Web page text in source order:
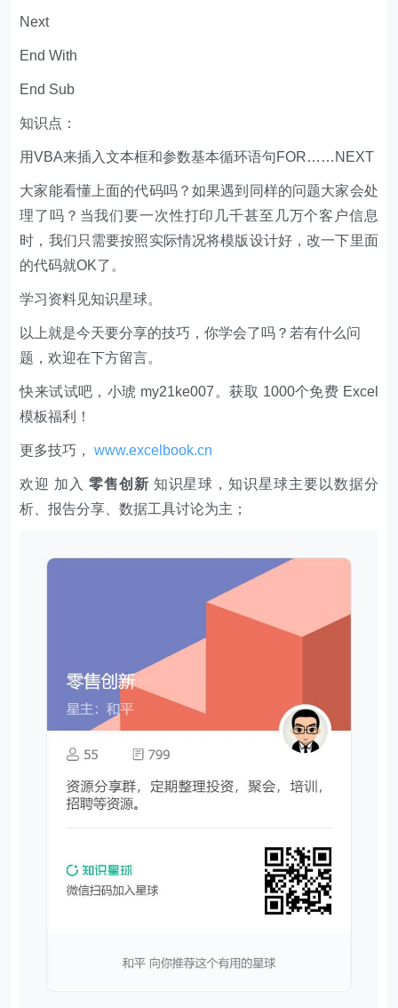
Next
End With
End Sub
知识点：
用VBA来插入文本框和参数基本循环语句FOR……NEXT
大家能看懂上面的代码吗？如果遇到同样的问题大家会处
理了吗？当我们要一次性打印几千甚至几万个客户信息
时，我们只需要按照实际情况将模版设计好，改一下里面
的代码就OK了。​​​​
学习资料见知识星球。
以上就是今天要分享的技巧，你学会了吗？若有什么问
题，欢迎在下方留言。
快来试试吧，小琥 my21ke007。获取 1000个免费 Excel
模板福利​​​​！
更多技巧，www.excelbook.cn
欢迎 加入 零售创新 知识星球，知识星球主要以数据分
析、报告分享、数据工具讨论为主；